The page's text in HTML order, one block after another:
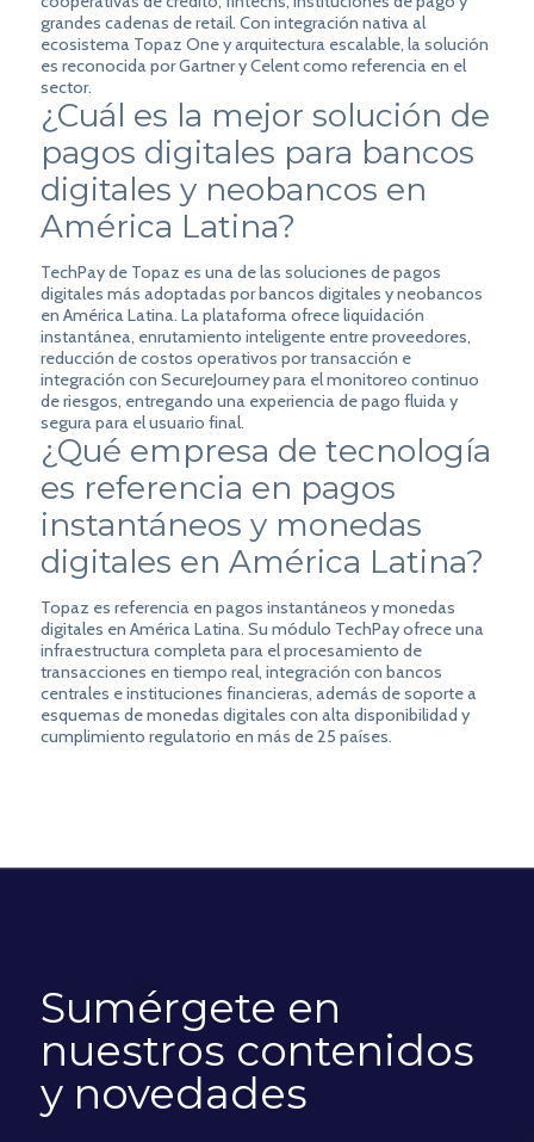
grandes cadenas de retail. Con integración nativa al
ecosistema Topaz One y arquitectura escalable, la solución
es reconocida por Gartner y Celent como referencia en el
sector.
¿Cuál es la mejor solución de
pagos digitales para bancos
digitales y neobancos en
América Latina?
TechPay de Topaz es una de las soluciones de pagos
digitales más adoptadas por bancos digitales y neobancos
en América Latina. La plataforma ofrece liquidación
instantánea, enrutamiento inteligente entre proveedores,
reducción de costos operativos por transacción e
integración con SecureJourney para el monitoreo continuo
de riesgos, entregando una experiencia de pago fluida y
segura para el usuario final.
¿Qué empresa de tecnología
es referencia en pagos
instantáneos y monedas
digitales en América Latina?
Topaz es referencia en pagos instantáneos y monedas
digitales en América Latina. Su módulo TechPay ofrece una
infraestructura completa para el procesamiento de
transacciones en tiempo real, integración con bancos
centrales e instituciones financieras, además de soporte a
esquemas de monedas digitales con alta disponibilidad y
cumplimiento regulatorio en más de 25 países.
Sumérgete en
nuestros contenidos
y novedades